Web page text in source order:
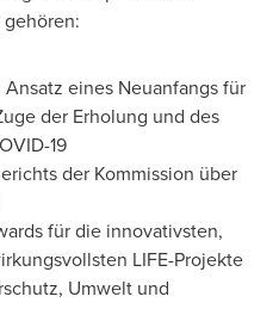
eines Neuanfangs für
der Erholung und des
19
der Kommission über
für die innovativsten,
LIFE-Projekte
Umwelt und